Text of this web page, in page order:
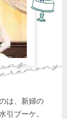
は、新婦の
引ブーケ。